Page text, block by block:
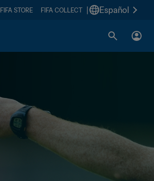
FIFA STORE FIFA COLLECT Español